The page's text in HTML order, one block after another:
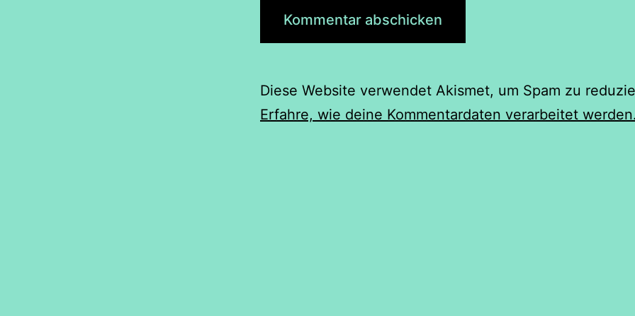
Diese Website verwendet Akismet, um Spam zu
Erfahre, wie deine Kommentardaten verarbeitet werden.